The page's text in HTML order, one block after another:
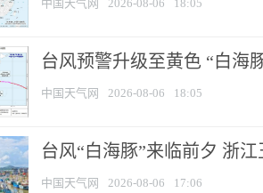
中国天气网 2026-08-06 18:05
台风预警升级至黄色 “白海
中国天气网 2026-08-06 18:05
台风“白海豚”来临前夕 浙
中国天气网 2026-08-06 17:06